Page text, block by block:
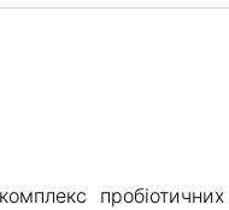
пробіотичних